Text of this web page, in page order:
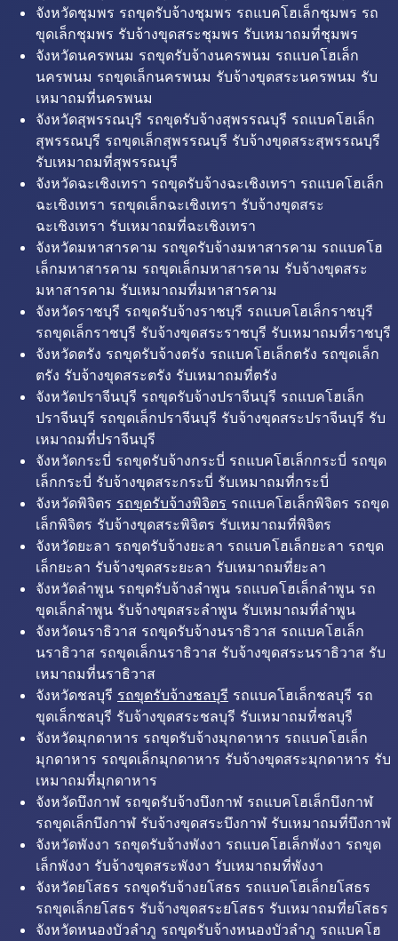
จังหวัดชุมพร รถขุดรับจ้างชุมพร รถแบคโฮเล็กชุมพร รถ
ขุดเล็กชุมพร รับจ้างขุดสระชุมพร รับเหมาถมที่ชุมพร
จังหวัดนครพนม รถขุดรับจ้างนครพนม รถแบคโฮเล็ก
นครพนม รถขุดเล็กนครพนม รับจ้างขุดสระนครพนม รับ
เหมาถมที่นครพนม
จังหวัดสุพรรณบุรี รถขุดรับจ้างสุพรรณบุรี รถแบคโฮเล็ก
สุพรรณบุรี รถขุดเล็กสุพรรณบุรี รับจ้างขุดสระสุพรรณบุรี
รับเหมาถมที่สุพรรณบุรี
จังหวัดฉะเชิงเทรา รถขุดรับจ้างฉะเชิงเทรา รถแบคโฮเล็ก
ฉะเชิงเทรา รถขุดเล็กฉะเชิงเทรา รับจ้างขุดสระ
ฉะเชิงเทรา รับเหมาถมที่ฉะเชิงเทรา
จังหวัดมหาสารคาม รถขุดรับจ้างมหาสารคาม รถแบคโฮ
เล็กมหาสารคาม รถขุดเล็กมหาสารคาม รับจ้างขุดสระ
มหาสารคาม รับเหมาถมที่มหาสารคาม
จังหวัดราชบุรี รถขุดรับจ้างราชบุรี รถแบคโฮเล็กราชบุรี
รถขุดเล็กราชบุรี รับจ้างขุดสระราชบุรี รับเหมาถมที่ราชบุรี
จังหวัดตรัง รถขุดรับจ้างตรัง รถแบคโฮเล็กตรัง รถขุดเล็ก
ตรัง รับจ้างขุดสระตรัง รับเหมาถมที่ตรัง
จังหวัดปราจีนบุรี รถขุดรับจ้างปราจีนบุรี รถแบคโฮเล็ก
ปราจีนบุรี รถขุดเล็กปราจีนบุรี รับจ้างขุดสระปราจีนบุรี รับ
เหมาถมที่ปราจีนบุรี
จังหวัดกระบี่ รถขุดรับจ้างกระบี่ รถแบคโฮเล็กกระบี่ รถขุด
เล็กกระบี่ รับจ้างขุดสระกระบี่ รับเหมาถมที่กระบี่
จังหวัดพิจิตร รถขุดรับจ้างพิจิตร รถแบคโฮเล็กพิจิตร รถขุด
เล็กพิจิตร รับจ้างขุดสระพิจิตร รับเหมาถมที่พิจิตร
จังหวัดยะลา รถขุดรับจ้างยะลา รถแบคโฮเล็กยะลา รถขุด
เล็กยะลา รับจ้างขุดสระยะลา รับเหมาถมที่ยะลา
จังหวัดลำพูน รถขุดรับจ้างลำพูน รถแบคโฮเล็กลำพูน รถ
ขุดเล็กลำพูน รับจ้างขุดสระลำพูน รับเหมาถมที่ลำพูน
จังหวัดนราธิวาส รถขุดรับจ้างนราธิวาส รถแบคโฮเล็ก
นราธิวาส รถขุดเล็กนราธิวาส รับจ้างขุดสระนราธิวาส รับ
เหมาถมที่นราธิวาส
จังหวัดชลบุรี รถขุดรับจ้างชลบุรี รถแบคโฮเล็กชลบุรี รถ
ขุดเล็กชลบุรี รับจ้างขุดสระชลบุรี รับเหมาถมที่ชลบุรี
จังหวัดมุกดาหาร รถขุดรับจ้างมุกดาหาร รถแบคโฮเล็ก
มุกดาหาร รถขุดเล็กมุกดาหาร รับจ้างขุดสระมุกดาหาร รับ
เหมาถมที่มุกดาหาร
จังหวัดบึงกาฬ รถขุดรับจ้างบึงกาฬ รถแบคโฮเล็กบึงกาฬ
รถขุดเล็กบึงกาฬ รับจ้างขุดสระบึงกาฬ รับเหมาถมที่บึงกาฬ
จังหวัดพังงา รถขุดรับจ้างพังงา รถแบคโฮเล็กพังงา รถขุด
เล็กพังงา รับจ้างขุดสระพังงา รับเหมาถมที่พังงา
จังหวัดยโสธร รถขุดรับจ้างยโสธร รถแบคโฮเล็กยโสธร
รถขุดเล็กยโสธร รับจ้างขุดสระยโสธร รับเหมาถมที่ยโสธร
จังหวัดหนองบัวลำภู รถขุดรับจ้างหนองบัวลำภู รถแบคโฮ